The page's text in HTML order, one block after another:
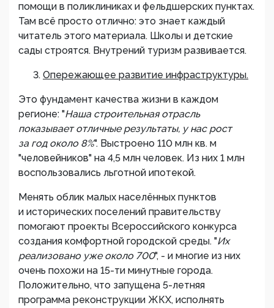
помощи в поликлиниках и фельдшерских пунктах.
Там всё просто отлично: это знает каждый
читатель этого материала. Школы и детские
сады строятся. Внутрений туризм развивается.
Опережающее развитие инфраструктуры.
Это фундамент качества жизни в каждом
регионе: "Наша строительная отрасль
показывает отличные результаты, у нас рост
за год около 8%". Выстроено 110 млн кв. м
"человейников" на 4,5 млн человек. Из них 1 млн
воспользовались льготной ипотекой.
Менять облик малых населённых пунктов
и исторических поселений правительству
помогают проекты Всероссийского конкурса
создания комфортной городской среды. "Их
реализовано уже около 700", - и многие из них
очень похожи на 15-ти минутные города.
Положительно, что запущена 5-летняя
программа реконструкции ЖКХ, исполнять